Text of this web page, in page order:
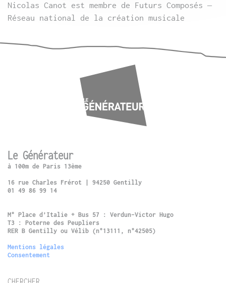
Nicolas Canot est membre de Futurs Composés –
Réseau national de la création musicale
Le Générateur
à 100m de Paris 13ème
16 rue Charles Frérot | 94250 Gentilly
01 49 86 99 14
M° Place d’Italie + Bus 57 : Verdun-Victor Hugo
T3 : Poterne des Peupliers
RER B Gentilly ou Vélib (n°13111, n°42505)
Mentions légales
Consentement